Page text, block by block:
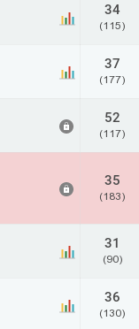
34
(115)
37
(177)
52
(117)
35
(183)
31
(90)
36
(130)